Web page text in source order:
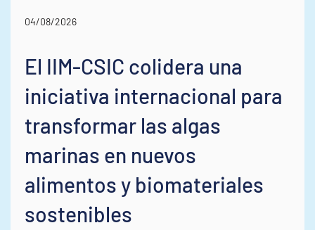
04/08/2026
El IIM-CSIC colidera una
iniciativa internacional para
transformar las algas
marinas en nuevos
alimentos y biomateriales
sostenibles